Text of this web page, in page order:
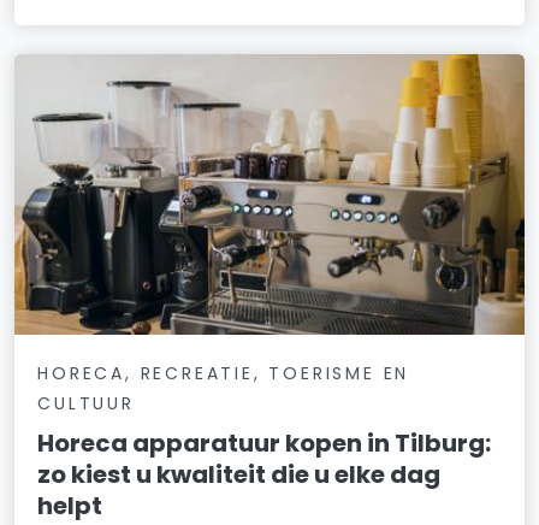
HORECA, RECREATIE, TOERISME EN
CULTUUR
Horeca apparatuur kopen in Tilburg:
zo kiest u kwaliteit die u elke dag
helpt